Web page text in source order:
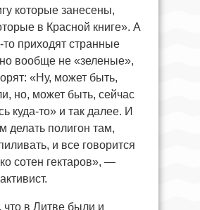
которые занесены,
в Красной книге». А
то приходят странные
вообще не «зеленые»,
«Ну, может быть,
но, может быть, сейчас
куда-то» и так далее. И
делать полигон там,
и все говорится
сотен гектаров», —
в Литве были и